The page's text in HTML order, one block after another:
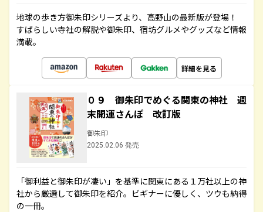
地球の歩き方御朱印シリーズより、高野山の最新版が登場！
すばらしい寺社の解説や御朱印、宿坊グルメやグッズなど情報
満載。
詳細を見る
０９ 御朱印でめぐる関東の神社 週
末開運さんぽ 改訂版
御朱印
2025.02.06 発売
「御利益と御朱印が凄い」を基準に関東にある１万社以上の神
社から厳選して御朱印を紹介。ビギナーに優しく、ツウも納得
の一冊。